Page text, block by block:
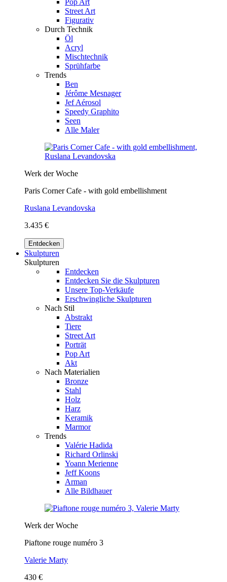
Street Art
Figurativ
Durch Technik
Öl
Acryl
Mischtechnik
Sprühfarbe
Trends
Ben
Jérôme Mesnager
Jef Aérosol
Speedy Graphito
Seen
Alle Maler
Werk der Woche
Paris Corner Cafe - with gold embellishment
Ruslana Levandovska
3.435 €
Entdecken
Skulpturen
Skulpturen
Entdecken
Entdecken Sie die Skulpturen
Unsere Top-Verkäufe
Erschwingliche Skulpturen
Nach Stil
Abstrakt
Tiere
Street Art
Porträt
Pop Art
Akt
Nach Materialien
Bronze
Stahl
Holz
Harz
Keramik
Marmor
Trends
Valérie Hadida
Richard Orlinski
Yoann Merienne
Jeff Koons
Arman
Alle Bildhauer
Werk der Woche
Piaftone rouge numéro 3
Valerie Marty
430 €